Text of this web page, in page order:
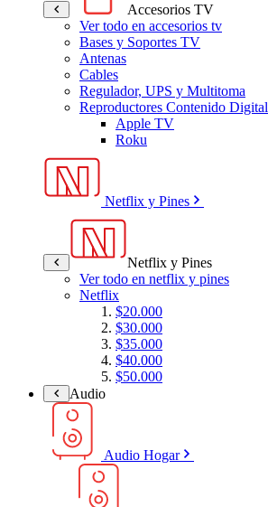
Accesorios TV
Ver todo en accesorios tv
Bases y Soportes TV
Antenas
Cables
Regulador, UPS y Multitoma
Reproductores Contenido Digital
Apple TV
Roku
Netflix y Pines
Netflix y Pines
Ver todo en netflix y pines
Netflix
$20.000
$30.000
$35.000
$40.000
$50.000
Audio
Audio Hogar